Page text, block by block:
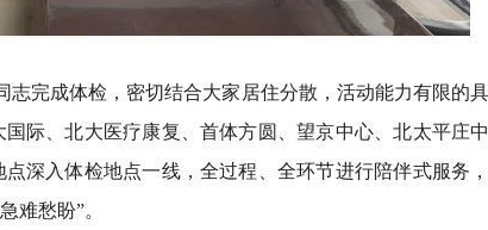
志完成体检，密切结合大家居住分散，活动能力有限的具
际、北大医疗康复、首体方圆、望京中心、北太平庄中
深入体检地点一线，全过程、全环节进行陪伴式服务，
难愁盼”。